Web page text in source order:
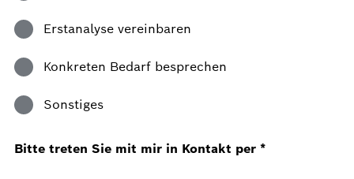
Erstanalyse vereinbaren
Konkreten Bedarf besprechen
Sonstiges
Bitte treten Sie mit mir in Kontakt per *